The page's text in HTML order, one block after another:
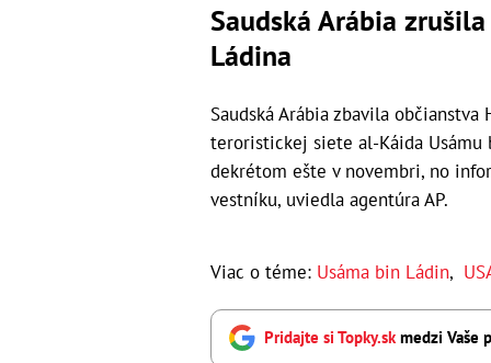
Saudská Arábia
Ládina
Saudská Arábia zbavila
teroristickej siete al-Káida Usámu
dekrétom ešte v novembri, no
vestníku, uviedla agentúra AP.
Viac o téme: Usáma bin Ládin,
Pridajte si Topky.skmedzi Vaše